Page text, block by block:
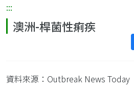
:::
澳洲-桿菌性痢疾
資料來源：Outbreak News Today